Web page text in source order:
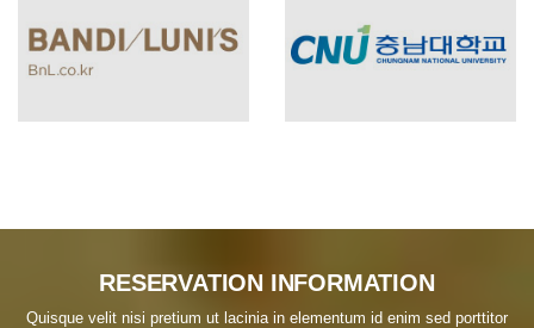
RESERVATION INFORMATION
Quisque velit nisi pretium ut lacinia in elementum id enim sed porttitor